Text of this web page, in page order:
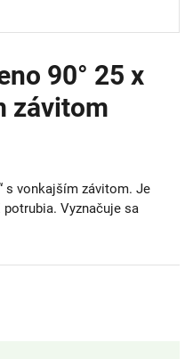
90° 25 x
závitom
s vonkajším závitom. Je
potrubia. Vyznačuje sa